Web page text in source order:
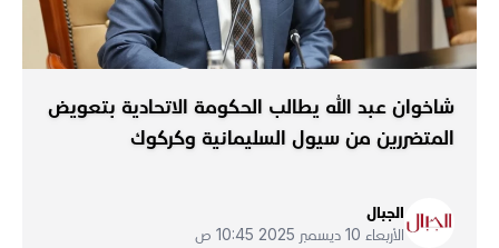
شاخوان عبد الله يطالب الحكومة الاتحادية بتعويض
المتضررين من سيول السليمانية وكركوك
الجبال
الأربعاء 10 ديسمبر 2025 10:45 ص